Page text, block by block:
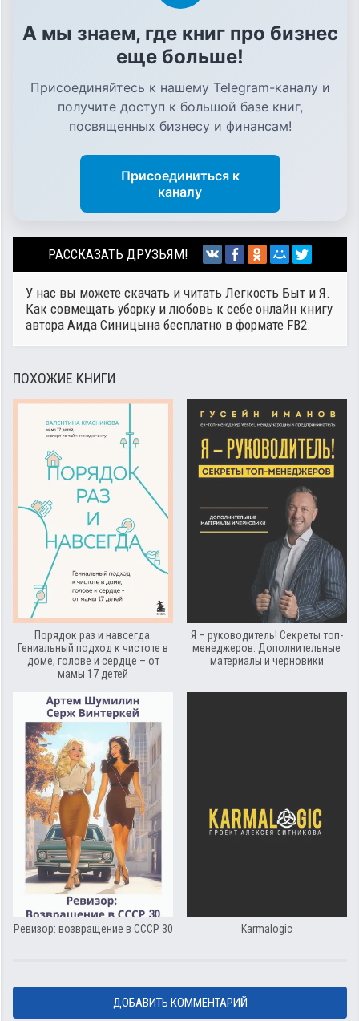
А мы знаем, где книг про бизнес
еще больше!
Присоединяйтесь к нашему Telegram-каналу и
получите доступ к большой базе книг,
посвященных бизнесу и финансам!
Присоединиться к
каналу
РАССКАЗАТЬ ДРУЗЬЯМ!
У нас вы можете скачать и читать Легкость Быт и Я.
Как совмещать уборку и любовь к себе онлайн книгу
автора Аида Синицына бесплатно в формате FB2.
ПОХОЖИЕ КНИГИ
Порядок раз и навсегда.
Гениальный подход к чистоте в
доме, голове и сердце – от
мамы 17 детей
Я – руководитель! Секреты топ-
менеджеров. Дополнительные
материалы и черновики
Ревизор: возвращение в СССР 30 Karmalogic
ДОБАВИТЬ КОММЕНТАРИЙ